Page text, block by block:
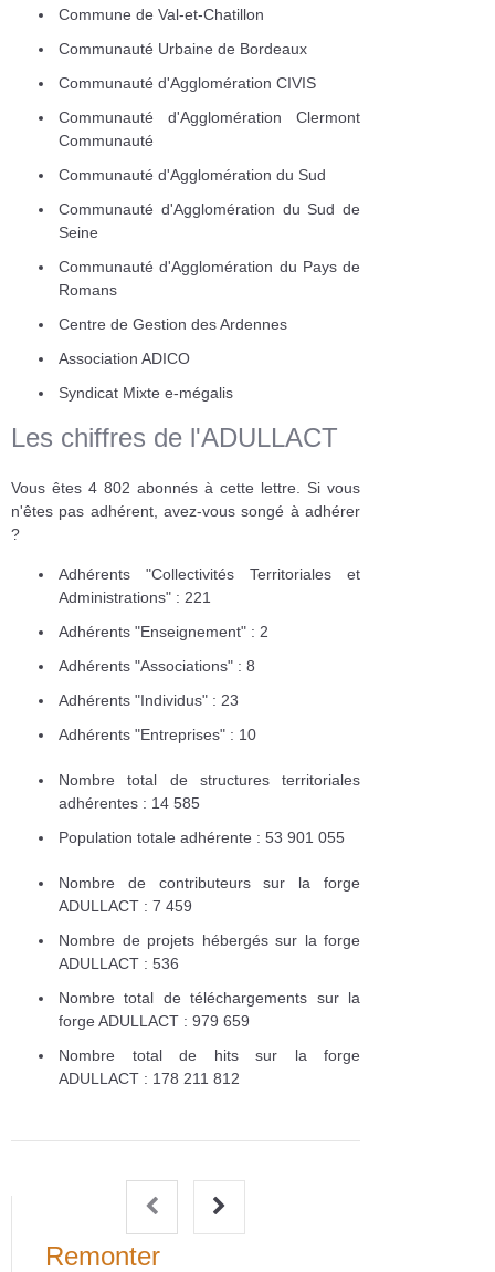
Commune de Val-et-Chatillon
Communauté Urbaine de Bordeaux
Communauté d'Agglomération CIVIS
Communauté d'Agglomération Clermont
Communauté
Communauté d'Agglomération du Sud
Communauté d'Agglomération du Sud de
Seine
Communauté d'Agglomération du Pays de
Romans
Centre de Gestion des Ardennes
Association ADICO
Syndicat Mixte e-mégalis
Les chiffres de l'ADULLACT
Vous êtes 4 802 abonnés à cette lettre. Si vous
n'êtes pas adhérent, avez-vous songé à adhérer
?
Adhérents "Collectivités Territoriales et
Administrations" : 221
Adhérents "Enseignement" : 2
Adhérents "Associations" : 8
Adhérents "Individus" : 23
Adhérents "Entreprises" : 10
Nombre total de structures territoriales
adhérentes : 14 585
Population totale adhérente : 53 901 055
Nombre de contributeurs sur la forge
ADULLACT : 7 459
Nombre de projets hébergés sur la forge
ADULLACT : 536
Nombre total de téléchargements sur la
forge ADULLACT : 979 659
Nombre total de hits sur la forge
ADULLACT : 178 211 812
Remonter